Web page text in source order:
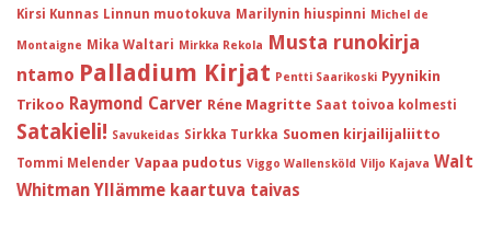
Kirsi Kunnas Linnun muotokuva Marilynin hiuspinni Michel de
Montaigne Mika Waltari Mirkka Rekola Musta runokirja
ntamo Palladium Kirjat Pentti Saarikoski Pyynikin
Trikoo Raymond Carver Réne Magritte Saat toivoa kolmesti
Satakieli! Savukeidas Sirkka Turkka Suomen kirjailijaliitto
Tommi Melender Vapaa pudotus Viggo Wallensköld Viljo Kajava Walt
Whitman Yllämme kaartuva taivas